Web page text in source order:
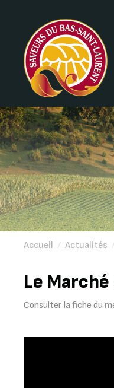
Accueil / Actualités /
Le
Consulter la fiche du